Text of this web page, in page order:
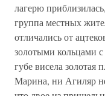
лагерю
группа местных
отличались от
золотыми кольцами
губе висела золотая
Марина, ни Агиляр